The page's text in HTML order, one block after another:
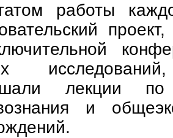
работы
лекции по
и